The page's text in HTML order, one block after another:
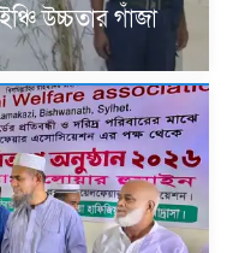
উচ্চতার গাঁজা